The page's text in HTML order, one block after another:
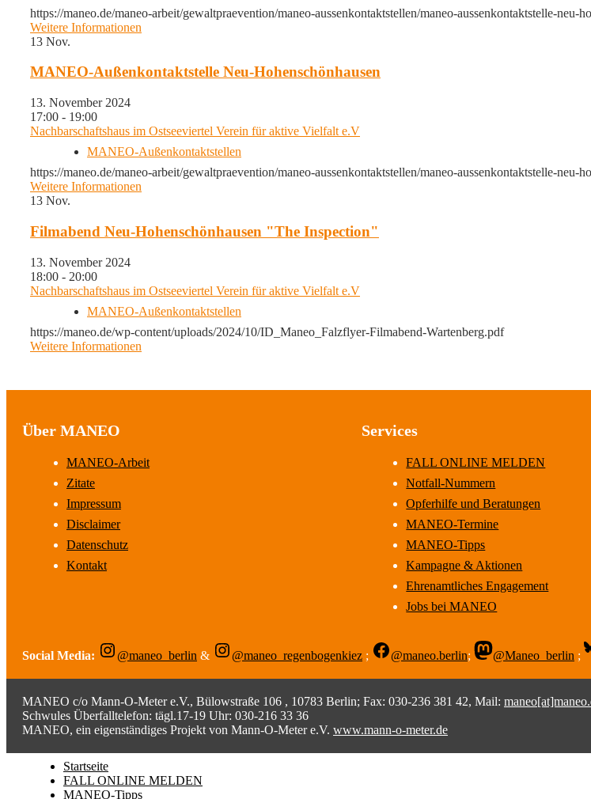
https://maneo.de/maneo-arbeit/gewaltpraevention/maneo-aussenkontaktstellen/maneo-aussenkontaktstelle-neu-
Weitere Informationen
13 Nov.
MANEO-Außenkontaktstelle Neu-Hohenschönhausen
13. November 2024
17:00 - 19:00
Nachbarschaftshaus im Ostseeviertel Verein für aktive Vielfalt e.V
MANEO-Außenkontaktstellen
https://maneo.de/maneo-arbeit/gewaltpraevention/maneo-aussenkontaktstellen/maneo-aussenkontaktstelle-neu-
Weitere Informationen
13 Nov.
Filmabend Neu-Hohenschönhausen "The Inspection"
13. November 2024
18:00 - 20:00
Nachbarschaftshaus im Ostseeviertel Verein für aktive Vielfalt e.V
MANEO-Außenkontaktstellen
https://maneo.de/wp-content/uploads/2024/10/ID_Maneo_Falzflyer-Filmabend-Wartenberg.pdf
Weitere Informationen
Über MANEO
MANEO-Arbeit
Zitate
Impressum
Disclaimer
Datenschutz
Kontakt
Services
FALL ONLINE MELDEN
Notfall-Nummern
Opferhilfe und Beratungen
MANEO-Termine
MANEO-Tipps
Kampagne & Aktionen
Ehrenamtliches Engagement
Jobs bei MANEO
Social Media: @maneo_berlin & @maneo_regenbogenkiez ; @maneo.berlin; @Maneo_berlin ;
MANEO c/o Mann-O-Meter e.V., Bülowstraße 106 , 10783 Berlin; Fax: 030-236 381 42, Mail:
Schwules Überfalltelefon: tägl.17-19 Uhr: 030-216 33 36
MANEO, ein eigenständiges Projekt von Mann-O-Meter e.V. www.mann-o-meter.de
Startseite
FALL ONLINE MELDEN
MANEO-Tipps